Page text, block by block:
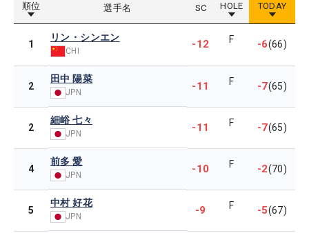
順位 選手名 SC HOLE TODAY
1
リン・シンエン
CHI
-12 F -6(66)
2
田中 陽菜
JPN -11 F -7(65)
2
細峪 七々
JPN -11 F -7(65)
4
前多 愛
JPN -10 F -2(70)
5
中村 好花
JPN -9 F -5(67)